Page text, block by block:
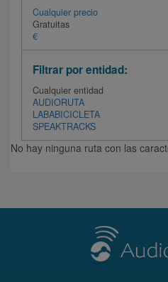
Cualquier precio
Gratuitas
€
Filtrar por entidad:
Cualquier entidad
AUDIORUTA
LABABICICLETA
SPEAKTRACKS
No hay ninguna ruta con las